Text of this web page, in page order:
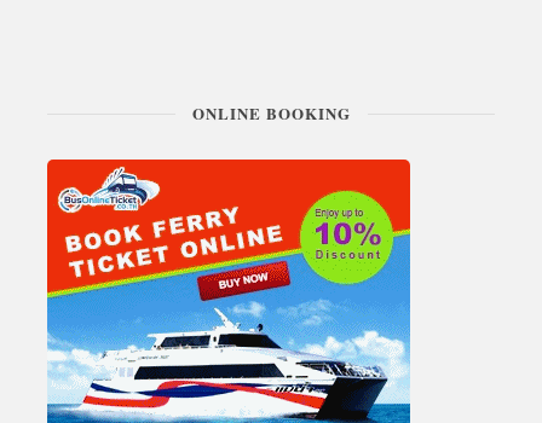
ONLINE BOOKING